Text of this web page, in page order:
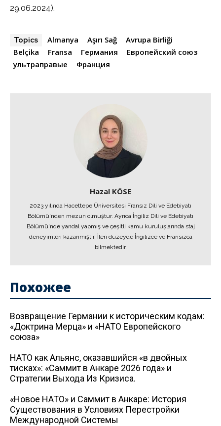
29.06.2024).
Topics Almanya Aşırı Sağ
Avrupa Birliği
Belçika
Fransa Германия
Европейский союз
ультраправые
Франция
Hazal KÖSE
2023 yılında Hacettepe Üniversitesi Fransız Dili ve Edebiyatı
Bölümü'nden mezun olmuştur. Ayrıca İngiliz Dili ve Edebiyatı
Bölümü'nde yandal yapmış ve çeşitli kamu kuruluşlarında staj
deneyimleri kazanmıştır. İleri düzeyde İngilizce ve Fransızca
bilmektedir.
Похожее
Возвращение Германии к историческим кодам:
«Доктрина Мерца» и «НАТО Европейского
союза»
НАТО как Альянс, оказавшийся «в двойных
тисках»: «Саммит в Анкаре 2026 года» и
Стратегии Выхода Из Кризиса.
«Новое НАТО» и Саммит в Анкаре: История
Существования в Условиях Перестройки
Международной Системы